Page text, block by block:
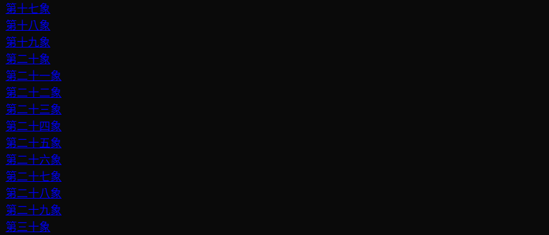
第十七象
第十八象
第十九象
第二十象
第二十一象
第二十二象
第二十三象
第二十四象
第二十五象
第二十六象
第二十七象
第二十八象
第二十九象
第三十象